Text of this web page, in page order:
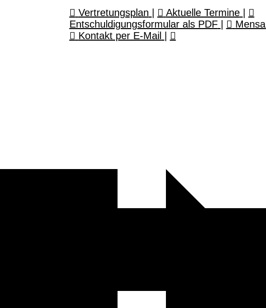
Vertretungsplan Aktuelle Termine
Entschuldigungsformular als PDF
Mensa
Kontakt per E-Mail